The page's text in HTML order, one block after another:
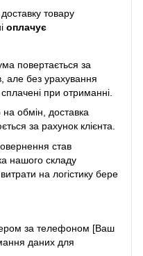
товару
оплачує
повертається за
але без урахування
при отриманні.
обмін, доставка
за рахунок клієнта.
став
нашого складу
на логістику бере
за телефоном [Ваш
даних для